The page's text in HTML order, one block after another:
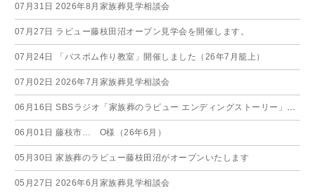
07月31日 2026年8月家族葬見学相談会
07月27日 ラビュー藤枝田沼オープン見学会を開催します。
07月24日 「バスボム作り教室」開催しました（26年7月籠上）
07月02日 2026年7月家族葬見学相談会
06月16日 SBSラジオ「家族葬のラビュー エンディングストーリー」に弊社スタッフが出演いたしました（26年6月）
06月01日 藤枝市… O様（26年6月）
05月30日 家族葬のラビュー藤枝田沼がオープンいたします
05月27日 2026年6月家族葬見学相談会